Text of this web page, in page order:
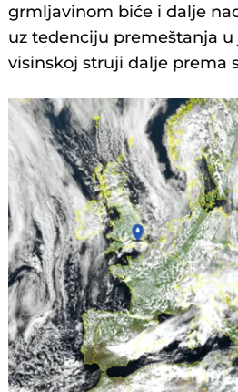
grmljavinom biće i dalje
uz tedenciju premeštanja
visinskoj struji dalje prema